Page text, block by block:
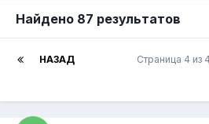
Найдено 87 результатов
НАЗАД Страница 4 из 4